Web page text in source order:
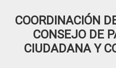
COORDINACIÓN
CONSEJO DE
CIUDADANA Y